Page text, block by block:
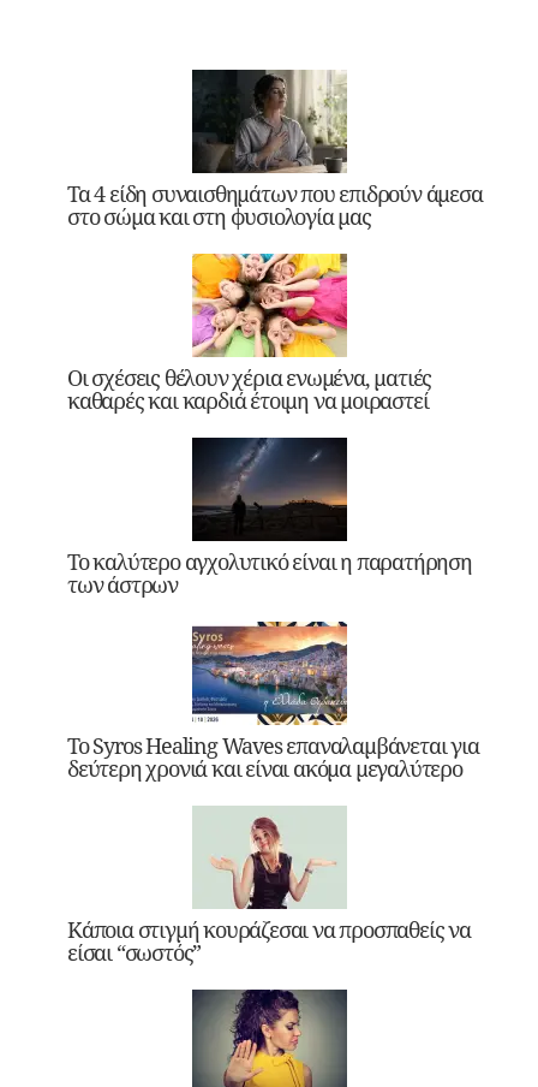
Τα 4 είδη συναισθημάτων που επιδρούν άμεσα
στο σώμα και στη φυσιολογία μας
Οι σχέσεις θέλουν χέρια ενωμένα, ματιές
καθαρές και καρδιά έτοιμη να μοιραστεί
Το καλύτερο αγχολυτικό είναι η παρατήρηση
των άστρων
Το Syros Healing Waves επαναλαμβάνεται για
δεύτερη χρονιά και είναι ακόμα μεγαλύτερο
Κάποια στιγμή κουράζεσαι να προσπαθείς να
είσαι “σωστός”